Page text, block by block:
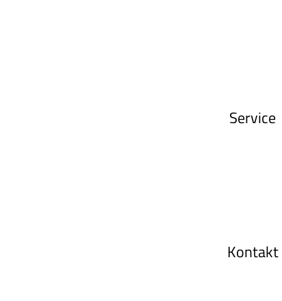
Service
Kontakt